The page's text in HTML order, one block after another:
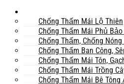
Chống Thấm Mái Lộ Thiên
Chống Thấm Mái Phủ
Chống Thấm, Chống Nóng
Chống Thấm Ban Công,
Chống Thấm Mái Tôn,
Chống Thấm Mái Trồng
Chống Thấm Mái Bê